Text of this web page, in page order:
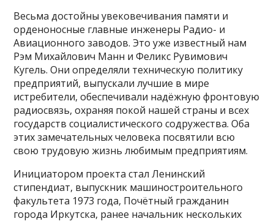
Весьма достойны увековечивания памяти и
орденоносные главные инженеры Радио- и
Авиационного заводов. Это уже известный нам
Рэм Михайлович Манн и Феликс Рувимович
Кугель. Они определяли техническую политику
предприятий, выпускали лучшие в мире
истребители, обеспечивали надёжную фронтовую
радиосвязь, охраняя покой нашей страны и всех
государств социалистического содружества. Оба
этих замечательных человека посвятили всю
свою трудовую жизнь любимым предприятиям.
Инициатором проекта стал Ленинский
стипендиат, выпускник машиностроительного
факультета 1973 года, Почётный гражданин
города Иркутска, ранее начальник нескольких